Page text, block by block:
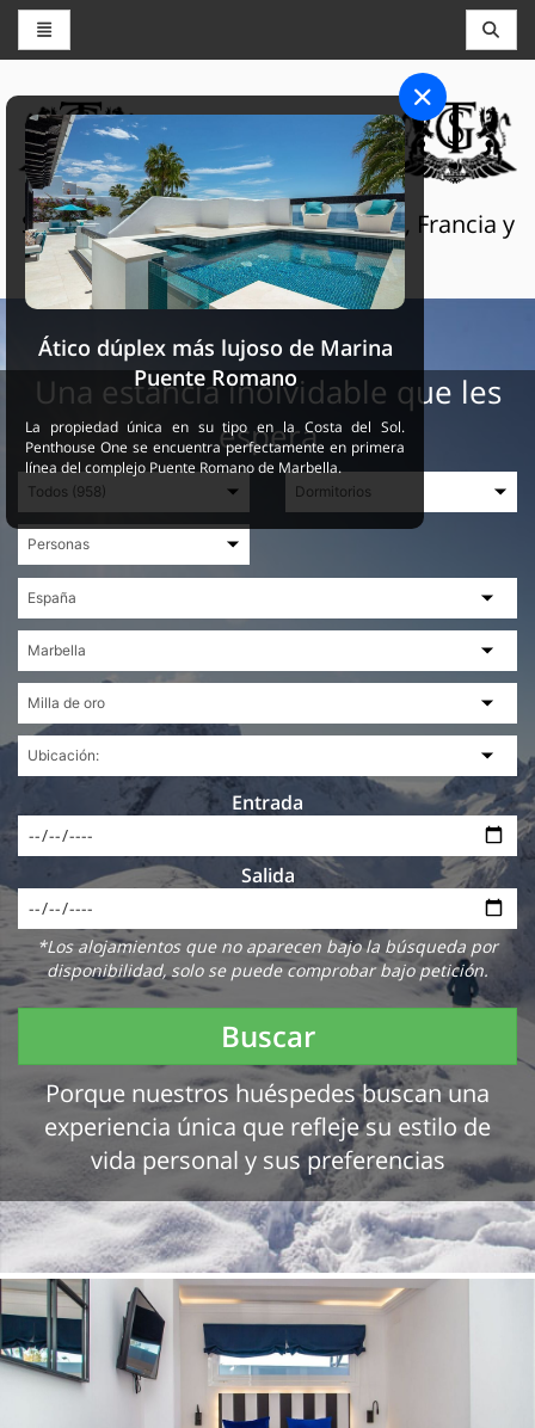
THE GRAND SELECTION
Servicios turísticos de lujo en Suiza, Francia y
España
Una estancia inolvidable que les
espera
Entrada
Salida
*Los alojamientos que no aparecen bajo la búsqueda por
disponibilidad, solo se puede comprobar bajo petición.
Buscar
Porque nuestros huéspedes buscan una
experiencia única que refleje su estilo de
vida personal y sus preferencias
Ático dúplex más lujoso de Marina
Puente Romano
La propiedad única en su tipo en la Costa del Sol.
Penthouse One se encuentra perfectamente en primera
línea del complejo Puente Romano de Marbella.